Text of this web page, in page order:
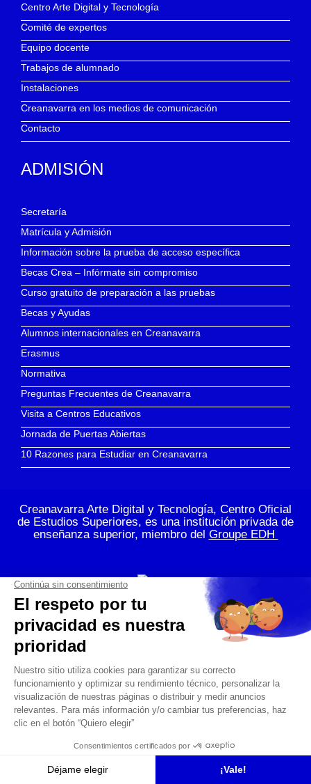
Centro Arte Digital y Tecnología
Comité de expertos
Equipo docente
Trabajos de alumnado
Instalaciones
Creanavarra en los medios de comunicación
Contacto
ADMISIÓN
Secretaría
Matrícula y Admisión
Información sobre la prueba de acceso específica
Becas Crea – Infórmate sin compromiso
Curso gratuito de preparación a las pruebas
Becas y Ayudas
Alumnos internacionales en Creanavarra
Erasmus
Normativa
Preguntas Frecuentes de Creanavarra
Visita a Centros Educativos
Jornada de Puertas Abiertas
10 Razones para Estudiar en Creanavarra
Creanavarra Arte Digital y Tecnología, Centro Oficial
de Estudios Superiores, es una institución privada de
enseñanza superior, miembro del Groupe EDH
© 2026Creanavarra Arte Digital y Tecnología
Aviso Legal Política de privacidad Contacto
El centro
Oferta Educativa
Empresas e instituciones